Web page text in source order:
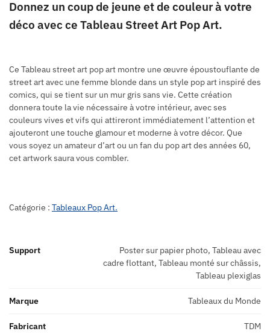
Donnez un coup de jeune et de couleur à votre
déco avec ce Tableau Street Art Pop Art.
Ce Tableau street art pop art montre une œuvre époustouflante de
street art avec une femme blonde dans un style pop art inspiré des
comics, qui se tient sur un mur gris sans vie. Cette création
donnera toute la vie nécessaire à votre intérieur, avec ses
couleurs vives et vifs qui attireront immédiatement l’attention et
ajouteront une touche glamour et moderne à votre décor. Que
vous soyez un amateur d’art ou un fan du pop art des années 60,
cet artwork saura vous combler.
Catégorie : Tableaux Pop Art.
Support
Poster sur papier photo, Tableau avec
cadre flottant, Tableau monté sur châssis,
Tableau plexiglas
Marque Tableaux du Monde
Fabricant TDM